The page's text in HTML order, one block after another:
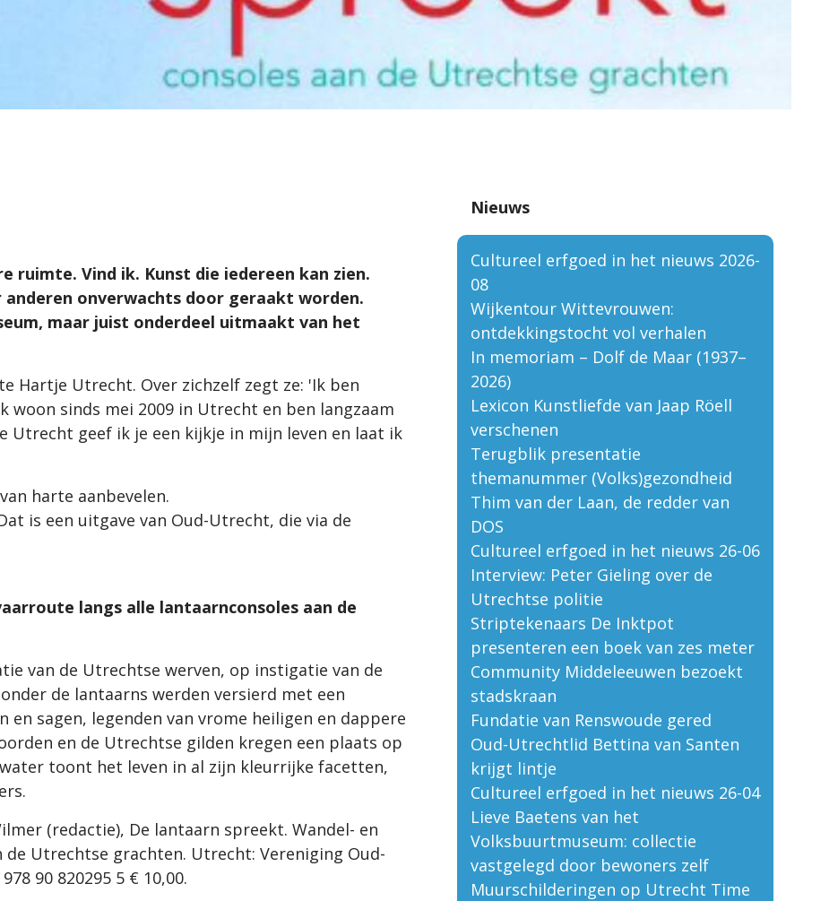
ruimte. Vind ik. Kunst die iedereen kan zien.
onverwachts door geraakt worden.
maar juist onderdeel uitmaakt van het
Hartje Utrecht. Over zichzelf zegt ze: 'Ik ben
sinds mei 2009 in Utrecht en ben langzaam
Utrecht geef ik je een kijkje in mijn leven en laat ik
harte aanbevelen.
is een uitgave van Oud-Utrecht, die via de
langs alle lantaarnconsoles aan de
van de Utrechtse werven, op instigatie van de
de lantaarns werden versierd met een
en sagen, legenden van vrome heiligen en dappere
en de Utrechtse gilden kregen een plaats op
toont het leven in al zijn kleurrijke facetten,
(redactie), De lantaarn spreekt. Wandel- en
Utrechtse grachten. Utrecht: Vereniging Oud-
90 820295 5 € 10,00.
Nieuws
Cultureel erfgoed in het nieuws 2026-
08
Wijkentour Wittevrouwen:
ontdekkingstocht vol verhalen
In memoriam – Dolf de Maar (1937–
2026)
Lexicon Kunstliefde van Jaap Röell
verschenen
Terugblik presentatie
themanummer (Volks)gezondheid
Thim van der Laan, de redder van
DOS
Cultureel erfgoed in het nieuws 26-06
Interview: Peter Gieling over de
Utrechtse politie
Striptekenaars De Inktpot
presenteren een boek van zes meter
Community Middeleeuwen bezoekt
stadskraan
Fundatie van Renswoude gered
Oud-Utrechtlid Bettina van Santen
krijgt lintje
Cultureel erfgoed in het nieuws 26-04
Lieve Baetens van het
Volksbuurtmuseum: collectie
vastgelegd door bewoners zelf
Muurschilderingen op Utrecht Time